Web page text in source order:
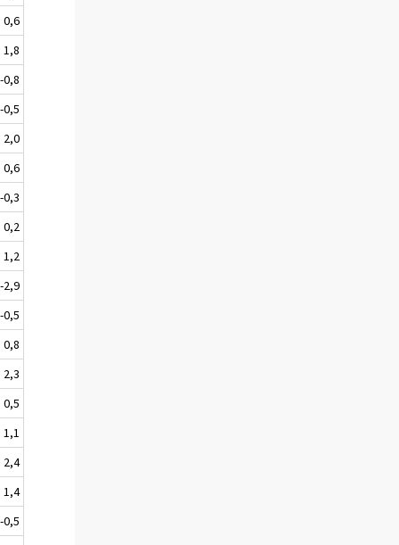
0,6
1,8
-0,8
-0,5
2,0
0,6
-0,3
0,2
1,2
-2,9
-0,5
0,8
2,3
0,5
1,1
2,4
1,4
-0,5